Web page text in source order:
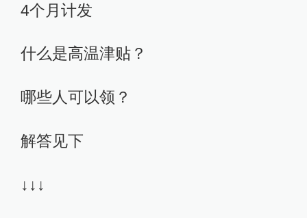
4个月计发
什么是高温津贴？
哪些人可以领？
解答见下
↓↓↓